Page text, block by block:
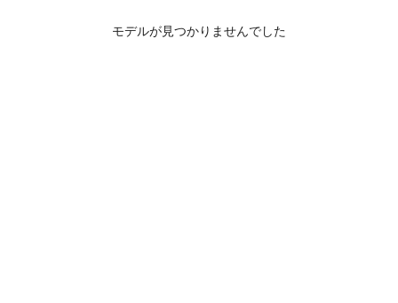
モデルが見つかりませんでした